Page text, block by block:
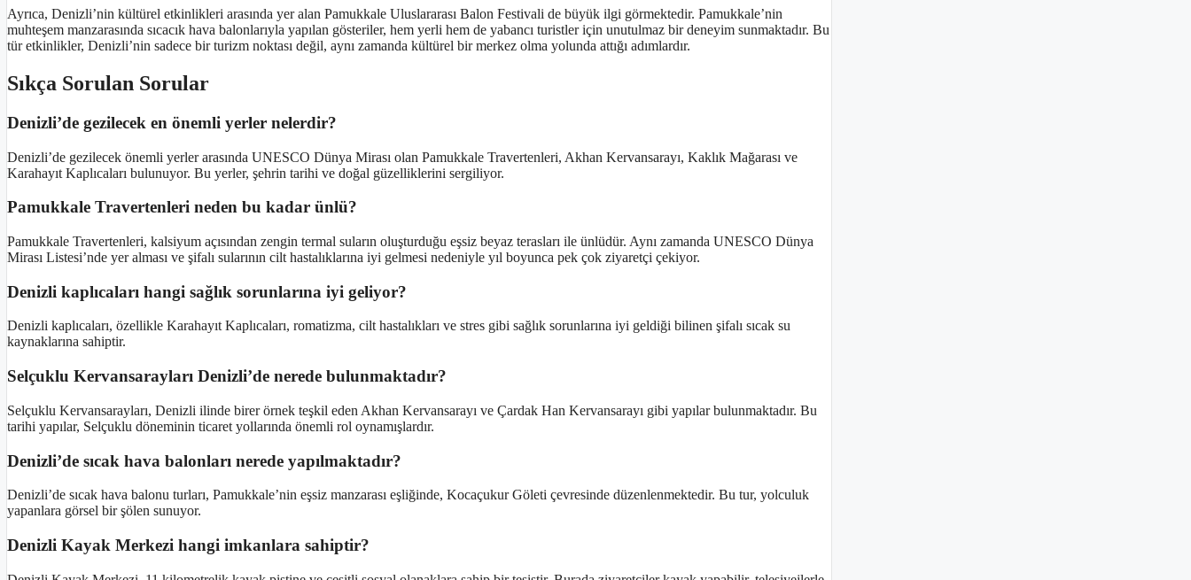
Ayrıca, Denizli’nin kültürel etkinlikleri arasında yer alan Pamukkale Uluslararası Balon Festivali de büyük ilgi görmektedir. Pamukkale’nin
muhteşem manzarasında sıcacık hava balonlarıyla yapılan gösteriler, hem yerli hem de yabancı turistler için unutulmaz bir deneyim sunmaktadır. Bu
tür etkinlikler, Denizli’nin sadece bir turizm noktası değil, aynı zamanda kültürel bir merkez olma yolunda attığı adımlardır.
Sıkça Sorulan Sorular
Denizli’de gezilecek en önemli yerler nelerdir?
Denizli’de gezilecek önemli yerler arasında UNESCO Dünya Mirası olan Pamukkale Travertenleri, Akhan Kervansarayı, Kaklık Mağarası ve
Karahayıt Kaplıcaları bulunuyor. Bu yerler, şehrin tarihi ve doğal güzelliklerini sergiliyor.
Pamukkale Travertenleri neden bu kadar ünlü?
Pamukkale Travertenleri, kalsiyum açısından zengin termal suların oluşturduğu eşsiz beyaz terasları ile ünlüdür. Aynı zamanda UNESCO Dünya
Mirası Listesi’nde yer alması ve şifalı sularının cilt hastalıklarına iyi gelmesi nedeniyle yıl boyunca pek çok ziyaretçi çekiyor.
Denizli kaplıcaları hangi sağlık sorunlarına iyi geliyor?
Denizli kaplıcaları, özellikle Karahayıt Kaplıcaları, romatizma, cilt hastalıkları ve stres gibi sağlık sorunlarına iyi geldiği bilinen şifalı sıcak su
kaynaklarına sahiptir.
Selçuklu Kervansarayları Denizli’de nerede bulunmaktadır?
Selçuklu Kervansarayları, Denizli ilinde birer örnek teşkil eden Akhan Kervansarayı ve Çardak Han Kervansarayı gibi yapılar bulunmaktadır. Bu
tarihi yapılar, Selçuklu döneminin ticaret yollarında önemli rol oynamışlardır.
Denizli’de sıcak hava balonları nerede yapılmaktadır?
Denizli’de sıcak hava balonu turları, Pamukkale’nin eşsiz manzarası eşliğinde, Kocaçukur Göleti çevresinde düzenlenmektedir. Bu tur, yolculuk
yapanlara görsel bir şölen sunuyor.
Denizli Kayak Merkezi hangi imkanlara sahiptir?